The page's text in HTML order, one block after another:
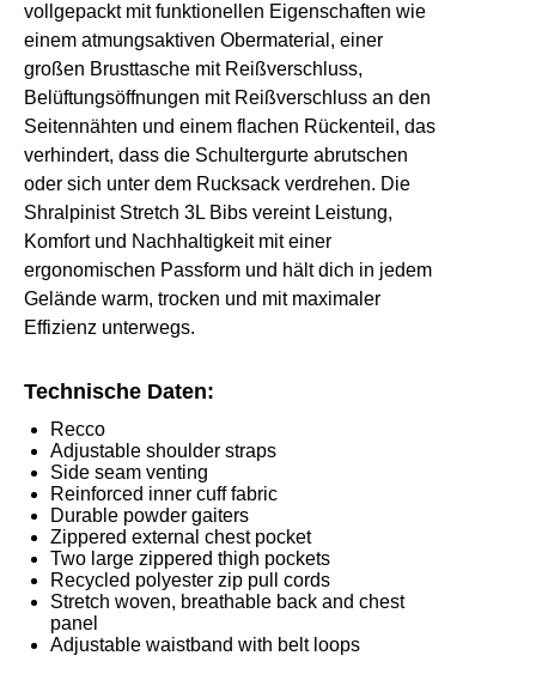
vollgepackt mit funktionellen Eigenschaften wie
einem atmungsaktiven Obermaterial, einer
großen Brusttasche mit Reißverschluss,
Belüftungsöffnungen mit Reißverschluss an den
Seitennähten und einem flachen Rückenteil, das
verhindert, dass die Schultergurte abrutschen
oder sich unter dem Rucksack verdrehen. Die
Shralpinist Stretch 3L Bibs vereint Leistung,
Komfort und Nachhaltigkeit mit einer
ergonomischen Passform und hält dich in jedem
Gelände warm, trocken und mit maximaler
Effizienz unterwegs.
Technische Daten:
Recco
Adjustable shoulder straps
Side seam venting
Reinforced inner cuff fabric
Durable powder gaiters
Zippered external chest pocket
Two large zippered thigh pockets
Recycled polyester zip pull cords
Stretch woven, breathable back and chest
panel
Adjustable waistband with belt loops